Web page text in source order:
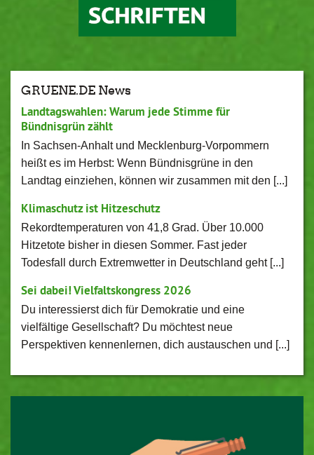
GRUENE.DE News
Landtagswahlen: Warum jede Stimme für
Bündnisgrün zählt
In Sachsen-Anhalt und Mecklenburg-Vorpommern
heißt es im Herbst: Wenn Bündnisgrüne in den
Landtag einziehen, können wir zusammen mit den [...]
Klimaschutz ist Hitzeschutz
Rekordtemperaturen von 41,8 Grad. Über 10.000
Hitzetote bisher in diesen Sommer. Fast jeder
Todesfall durch Extremwetter in Deutschland geht [...]
Sei dabei! Vielfaltskongress 2026
Du interessierst dich für Demokratie und eine
vielfältige Gesellschaft? Du möchtest neue
Perspektiven kennenlernen, dich austauschen und [...]